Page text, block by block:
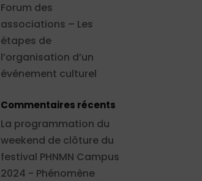
Forum des
associations – Les
étapes de
l’organisation d’un
événement culturel
Commentaires récents
La programmation du
weekend de clôture du
festival PHNMN Campus
2024 - Phénomène